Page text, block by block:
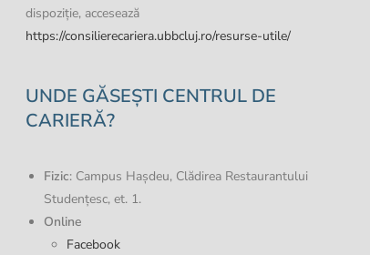
dispoziție, accesează
https://consilierecariera.ubbcluj.ro/resurse-utile/
UNDE GĂSEȘTI CENTRUL DE
CARIERĂ?
Fizic: Campus Hașdeu, Clădirea Restaurantului
Studențesc, et. 1.
Online
Facebook